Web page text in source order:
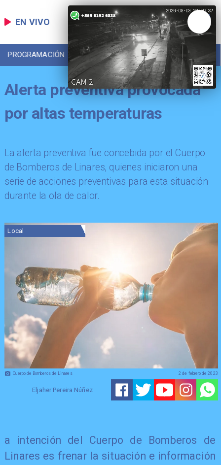
EN VIVO
PROGRAMACIÓN LOCAL DEPORTES
Alerta preventiva provocada
por altas temperaturas
La alerta preventiva fue concebida por el Cuerpo
de Bomberos de Linares, quienes iniciaron una
serie de acciones preventivas para esta situación
durante la ola de calor.
Cuerpo de Bomberos de Linares
Local
Eljaher Pereira Núñez
2 de febrero de 2023
a intención del Cuerpo de Bomberos de
Linares es frenar la situación e información